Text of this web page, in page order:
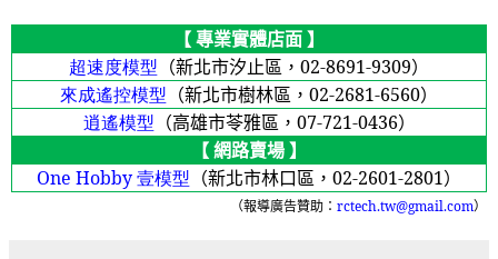
【 專業實體店面 】
超速度模型 （新北市汐止區， 02-8691-9309）
來成遙控模型 （新北市樹林區， 02-2681-6560）
逍遙模型 （高雄市苓雅區， 07-721-0436）
【 網路賣場 】
One Hobby壹模型 （新北市林口區， 02-2601-2801）
（報導廣告贊助： rctech.tw@gmail.com）